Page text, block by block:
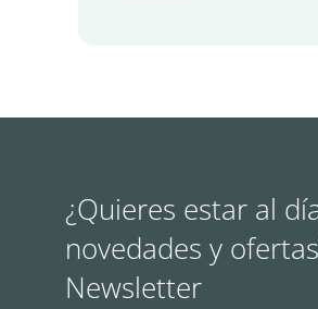
¿Quieres estar al
novedades y
Newsletter